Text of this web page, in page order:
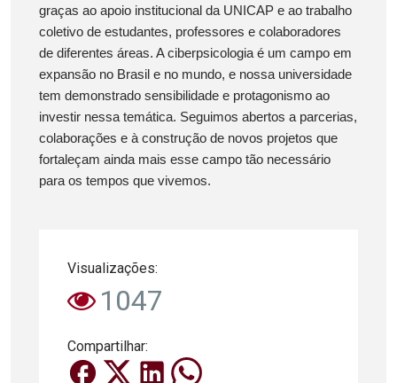
graças ao apoio institucional da UNICAP e ao trabalho
coletivo de estudantes, professores e colaboradores
de diferentes áreas. A ciberpsicologia é um campo em
expansão no Brasil e no mundo, e nossa universidade
tem demonstrado sensibilidade e protagonismo ao
investir nessa temática. Seguimos abertos a parcerias,
colaborações e à construção de novos projetos que
fortaleçam ainda mais esse campo tão necessário
para os tempos que vivemos.
Visualizações:
1047
Compartilhar: